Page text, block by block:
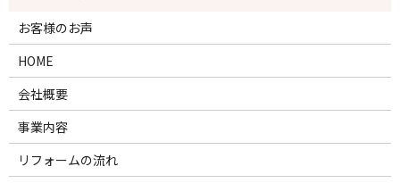
お客様のお声
HOME
会社概要
事業内容
リフォームの流れ